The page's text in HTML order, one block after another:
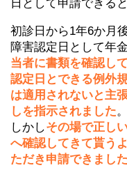
日として申請できる
初診日から1年6か月
障害認定日として年
当者に書類を確認し
認定日とできる例外
は適用されないと主
しを指示されました。
しかしその場で正し
へ確認してきて貰う
ただき申請できました